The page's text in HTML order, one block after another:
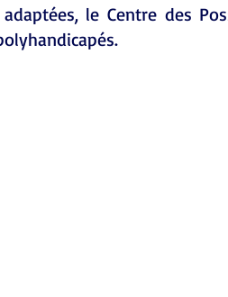
le Centre des